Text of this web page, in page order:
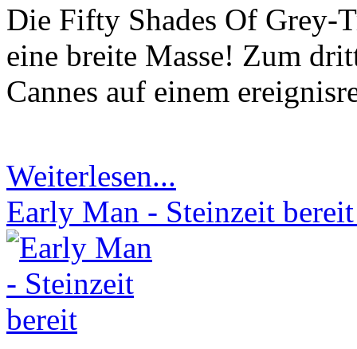
Die Fifty Shades Of Grey-
eine breite Masse! Zum
Cannes auf einem
Weiterlesen...
Early Man - Steinzeit